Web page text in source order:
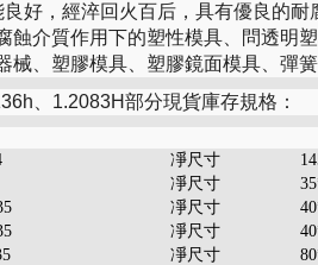
好，經淬回火百后，具有優良的
蝕介質作用下的塑性模具、問透明
、塑膠模具、塑膠鏡面模具、彈簧
、1.2083H部分現貨庫存規格：
凈尺寸
凈尺寸
凈尺寸
凈尺寸
凈尺寸